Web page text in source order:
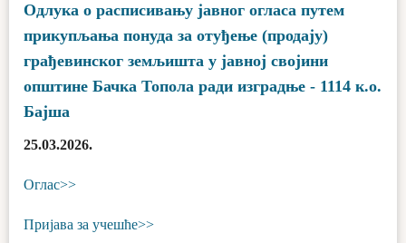
Одлука о расписивању јавног огласа путем
прикупљања понуда за отуђење (продају)
грађевинског земљишта у јавној својини
општине Бачка Топола ради изградње - 1114 к.о.
Бајша
25.03.2026.
Оглас>>
Пријава за учешће>>